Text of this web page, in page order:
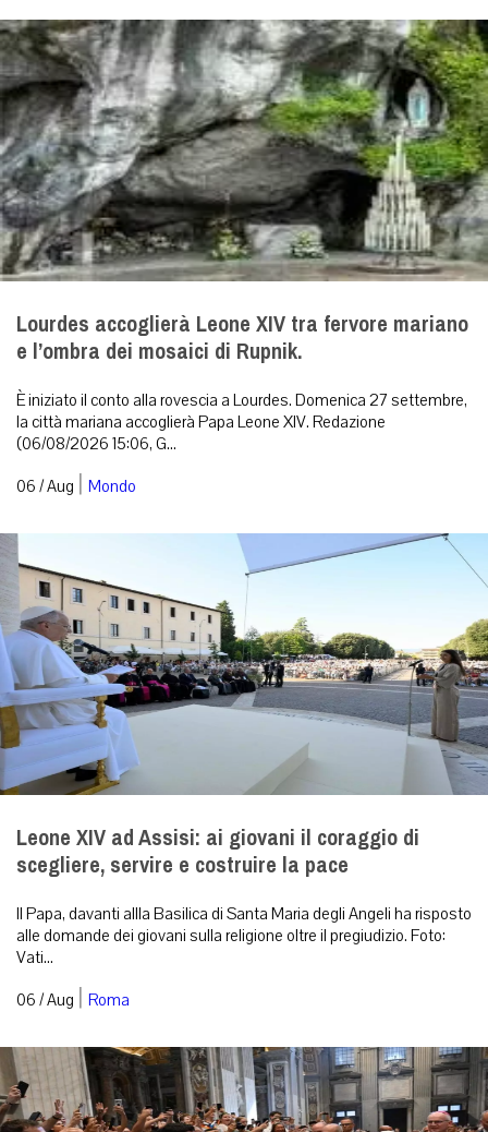
Lourdes accoglierà Leone XIV tra fervore mariano
e l’ombra dei mosaici di Rupnik.
È iniziato il conto alla rovescia a Lourdes. Domenica 27 settembre,
la città mariana accoglierà Papa Leone XIV. Redazione
(06/08/2026 15:06, G...
06 / Aug | Mondo
Leone XIV ad Assisi: ai giovani il coraggio di
scegliere, servire e costruire la pace
Il Papa, davanti allla Basilica di Santa Maria degli Angeli ha risposto
alle domande dei giovani sulla religione oltre il pregiudizio. Foto:
Vati...
06 / Aug | Roma